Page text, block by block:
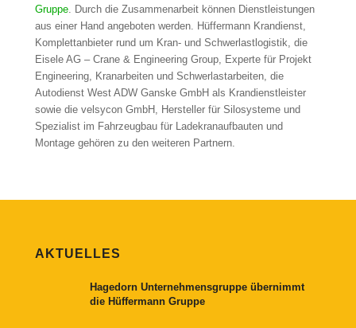
Gruppe. Durch die Zusammenarbeit können Dienstleistungen
aus einer Hand angeboten werden. Hüffermann Krandienst,
Komplettanbieter rund um Kran- und Schwerlastlogistik, die
Eisele AG – Crane & Engineering Group, Experte für Projekt
Engineering, Kranarbeiten und Schwerlastarbeiten, die
Autodienst West ADW Ganske GmbH als Krandienstleister
sowie die velsycon GmbH, Hersteller für Silosysteme und
Spezialist im Fahrzeugbau für Ladekranaufbauten und
Montage gehören zu den weiteren Partnern.
AKTUELLES
Hagedorn Unternehmensgruppe übernimmt
die Hüffermann Gruppe